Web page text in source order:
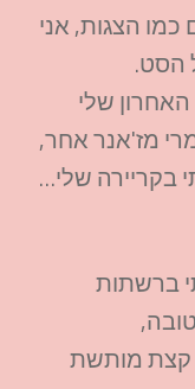
הצגות, אני
הסט.
שלי
מז'אנר אחר,
בקריירה שלי…
ברשתות
קצת מותשת